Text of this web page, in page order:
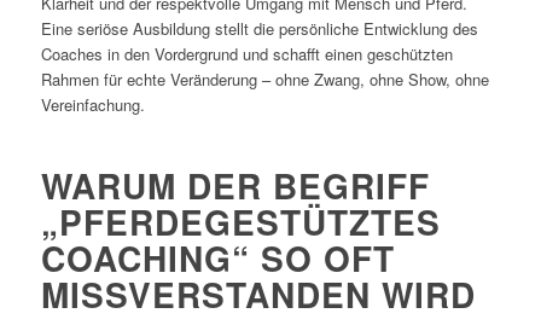
Eine seriöse Ausbildung stellt die persönliche Entwicklung des
Coaches in den Vordergrund und schafft einen geschützten
Rahmen für echte Veränderung – ohne Zwang, ohne Show, ohne
Vereinfachung.
WARUM DER BEGRIFF
„PFERDEGESTÜTZTES
COACHING“ SO OFT
MISSVERSTANDEN WIRD